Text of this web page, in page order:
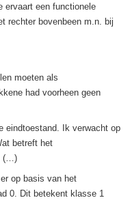
ervaart een functionele
rechter bovenbeen m.n. bij
moeten als
had voorheen geen
eindtoestand. Ik verwacht op
betreft het
(…)
op basis van het
0. Dit betekent klasse 1